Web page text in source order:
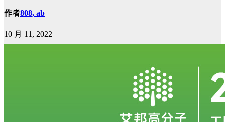
作者808, ab
10 月 11, 2022